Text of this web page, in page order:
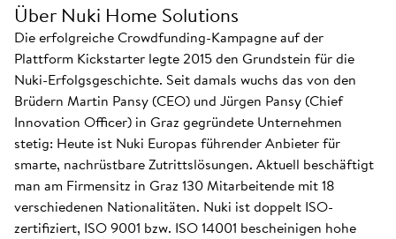
Über Nuki Home Solutions
Die erfolgreiche Crowdfunding-Kampagne auf der
Plattform Kickstarter legte 2015 den Grundstein für die
Nuki-Erfolgsgeschichte. Seit damals wuchs das von den
Brüdern Martin Pansy (CEO) und Jürgen Pansy (Chief
Innovation Officer) in Graz gegründete Unternehmen
stetig: Heute ist Nuki Europas führender Anbieter für
smarte, nachrüstbare Zutrittslösungen. Aktuell beschäftigt
man am Firmensitz in Graz 130 Mitarbeitende mit 18
verschiedenen Nationalitäten. Nuki ist doppelt ISO-
zertifiziert, ISO 9001 bzw. ISO 14001 bescheinigen hohe